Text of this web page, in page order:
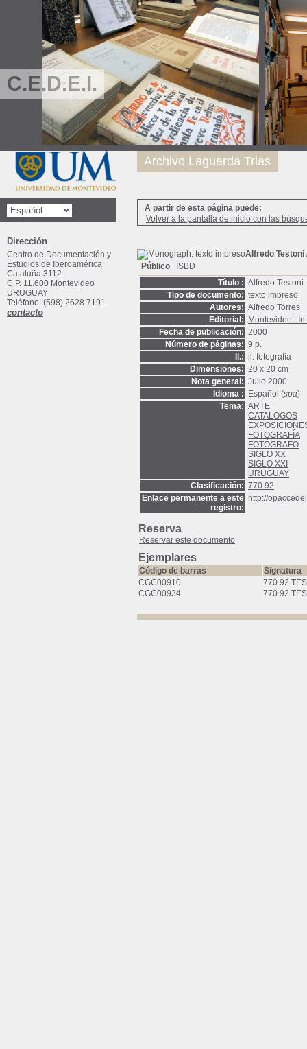
C.E.D.E.I.
A partir de esta página puede:
Volver a la pantalla de inicio con las
Alfredo Testoni
Público
ISBD
Título : Alfredo Testoni
Tipo de documento: texto impreso
Autores: Alfredo Torres
Editorial:
Montevideo :
Fecha de publicación: 2000
Número de páginas: 9 p.
Il.: il. fotografía
Dimensiones: 20 x 20 cm
Nota general: Julio 2000
Idioma :
Español (spa)
Tema: ARTE
CATALOGOS
FOTOGRAFÍA
FOTÓGRAFO
SIGLO XX
SIGLO XXI
URUGUAY
Clasificación: 770.92
Enlace permanente a este
registro:
http://
Reserva
Reservar este documento
Ejemplares
Código de barras
Signatura
CGC00910
770.92
CGC00934
770.92
Archivo Laguarda Trias
Dirección
Centro de Documentación y
Estudios de Iberoamérica
Cataluña 3112
C.P. 11.600 Montevideo
URUGUAY
Teléfono: (598) 2628 7191
contacto